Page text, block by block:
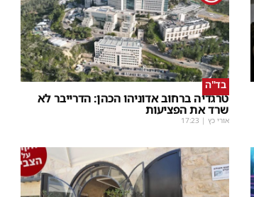
בד"ה
טרגדיה ברחוב אדוניהו הכהן: הדרייבר לא
שרד את הפציעות
אורי כץ |
17:23